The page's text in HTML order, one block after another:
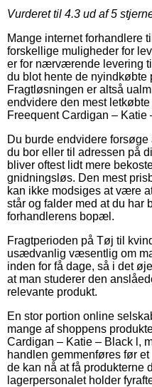
Vurderet til 4.3 ud af 5
Mange internet forhandlere
forskellige muligheder for
er for nærværende levering
du blot hente de nyindkøbte
Fragtløsningen er altså
endvidere den mest
Freequent Cardigan – Katie
Du burde endvidere
du bor eller til adressen på
bliver oftest lidt mere
gnidningsløs. Den mest
kan ikke modsiges at være
står og falder med at du
forhandlerens bopæl.
Fragtperioden på Tøj til
usædvanlig væsentlig om
inden for få dage, så i det
at man studerer den
relevante produkt.
En stor portion online
mange af shoppens
Cardigan – Katie – Black l,
handlen gemmenføres før
de kan nå at få produkterne
lagerpersonalet holder